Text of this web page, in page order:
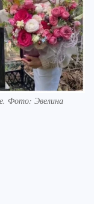
Фото: Эвелина